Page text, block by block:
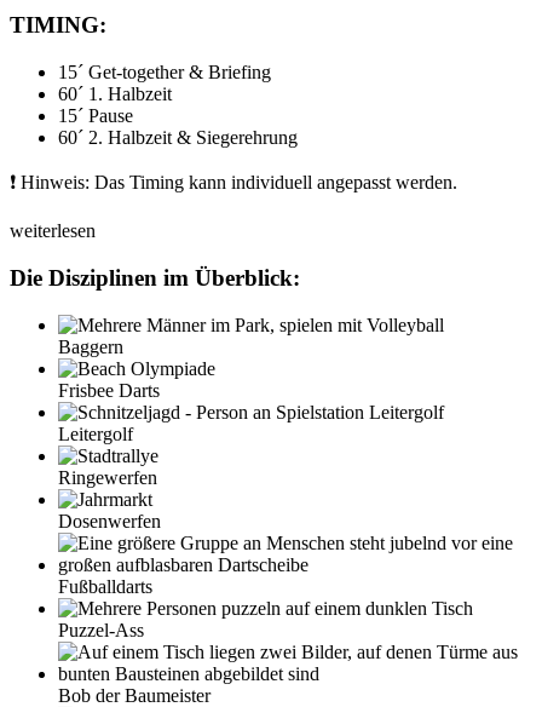
TIMING:
15´ Get-together & Briefing
60´ 1. Halbzeit
15´ Pause
60´ 2. Halbzeit & Siegerehrung
❗️ Hinweis: Das Timing kann individuell angepasst werden.
weiterlesen
Die Disziplinen im Überblick:
Baggern
Frisbee Darts
Leitergolf
Ringewerfen
Dosenwerfen
Fußballdarts
Puzzel-Ass
Bob der Baumeister